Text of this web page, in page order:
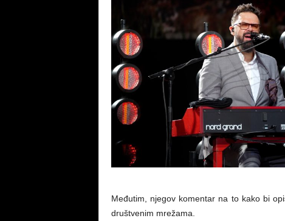
Međutim, njegov komentar na to kako bi
društvenim mrežama.